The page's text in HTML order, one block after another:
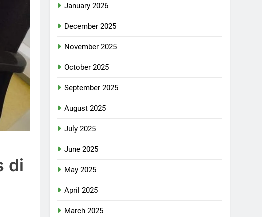
di
January 2026
December 2025
November 2025
October 2025
September 2025
August 2025
July 2025
June 2025
May 2025
April 2025
March 2025